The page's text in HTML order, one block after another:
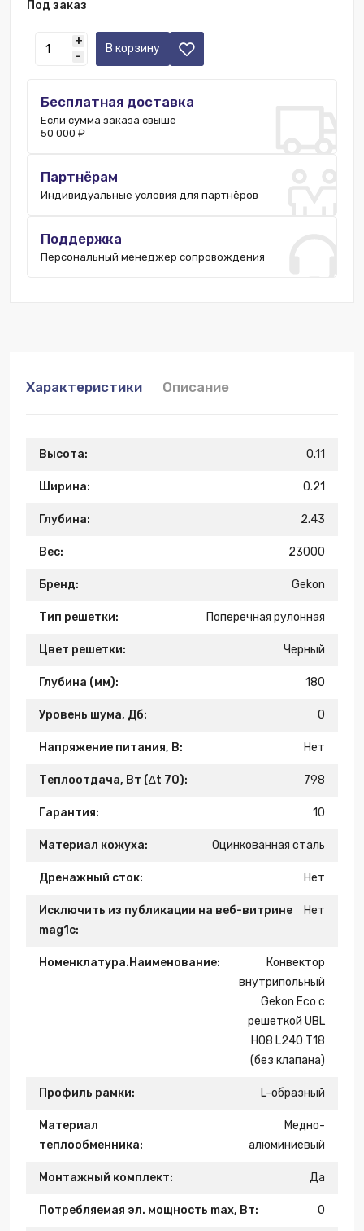
Под заказ
+
-
В корзину
Бесплатная доставка
Если сумма заказа свыше
50 000 ₽
Партнёрам
Индивидуальные условия для партнёров
Поддержка
Персональный менеджер сопровождения
Характеристики Описание
Высота: 0.11
Ширина: 0.21
Глубина: 2.43
Вес: 23000
Бренд: Gekon
Тип решетки: Поперечная рулонная
Цвет решетки: Черный
Глубина (мм): 180
Уровень шума, Дб: 0
Напряжение питания, В: Нет
Теплоотдача, Вт (∆t 70): 798
Гарантия: 10
Материал кожуха: Оцинкованная сталь
Дренажный сток: Нет
Исключить из публикации на веб-витрине
mag1c:
Нет
Номенклатура.Наименование:
Конвектор
внутрипольный
Gekon Eco c
решеткой UBL
H08 L240 T18
(без клапана)
Профиль рамки: L-образный
Материал
теплообменника:
Медно-
алюминиевый
Монтажный комплект: Да
Потребляемая эл. мощность max, Вт: 0